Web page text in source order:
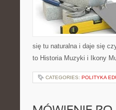
się tu naturalna i daje się
to Historia Muzyki i Ikony
CATEGORIES: POLITYKA